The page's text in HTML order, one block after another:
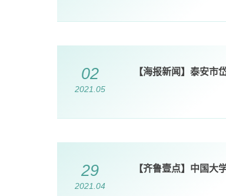
02
2021.05
【海报新闻】泰安市
29
2021.04
【齐鲁壹点】中国大